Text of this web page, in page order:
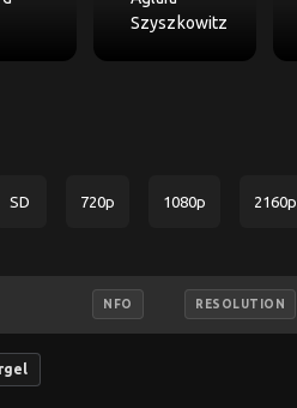
Szyszkowitz
SD 720p 1080p 2160p
NFO RESOLUTION